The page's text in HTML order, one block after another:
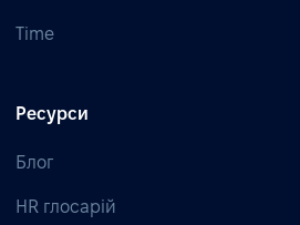
Time
Ресурси
Блог
HR глосарій